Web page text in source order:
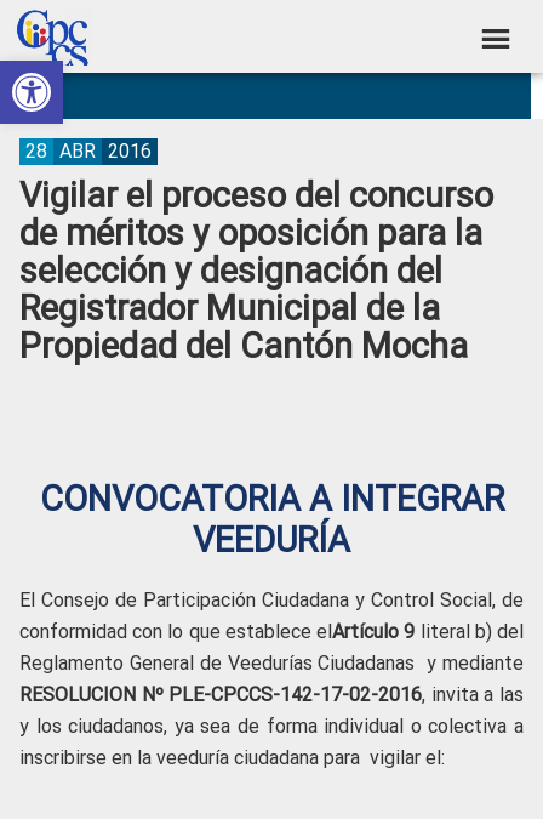
Abrir barra de herramientas
Skip
to
primary
navigation
Skip
to
main
content
Skip
to
primary
sidebar
Skip
to
footer
Consejo
de
Participación
Ciudadana
Control
Social
Construyendo
Poder
Ciudadano
Vigilar el proceso del concurso
de méritos y oposición para la
selección y designación del
Registrador Municipal de la
Propiedad del Cantón Mocha
28 ABR 2016
CONVOCATORIA A INTEGRAR
VEEDURÍA
El Consejo de Participación Ciudadana y Control Social, de
conformidad con lo que establece elArtículo 9 literal b) del
Reglamento General de Veedurías Ciudadanas y mediante
RESOLUCION Nº PLE-CPCCS-142-17-02-2016, invita a las
y los ciudadanos, ya sea de forma individual o colectiva a
inscribirse en la veeduría ciudadana para vigilar el: